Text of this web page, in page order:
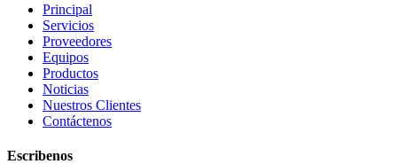
Principal
Servicios
Proveedores
Equipos
Productos
Noticias
Nuestros Clientes
Contáctenos
Escribenos